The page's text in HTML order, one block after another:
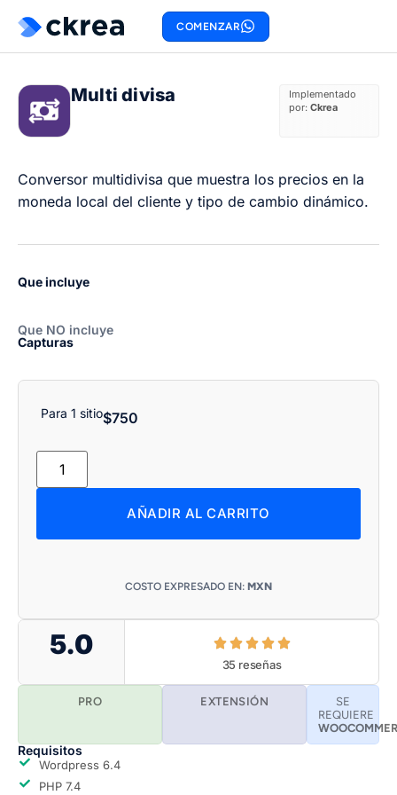
COMENZAR
Multi divisa
Implementado
por:Ckrea
Conversor multidivisa que muestra los precios en la
moneda local del cliente y tipo de cambio dinámico.
Que incluye
Que NO incluye
Capturas
Para 1 sitio$750
AÑADIR AL CARRITO
COSTO EXPRESADO EN: MXN
5.0
35 reseñas
PRO EXTENSIÓN
SE
REQUIERE
Requisitos
Wordpress 6.4
PHP 7.4